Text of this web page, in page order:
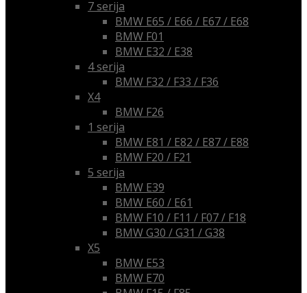
7 serija
BMW E65 / E66 / E67 / E68
BMW F01
BMW E32 / E38
4 serija
BMW F32 / F33 / F36
X4
BMW F26
1 serija
BMW E81 / E82 / E87 / E88
BMW F20 / F21
5 serija
BMW E39
BMW E60 / E61
BMW F10 / F11 / F07 / F18
BMW G30 / G31 / G38
X5
BMW E53
BMW E70